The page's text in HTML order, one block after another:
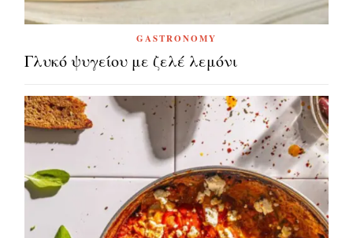
GASTRONOMY
Γλυκό ψυγείου με ζελέ λεμόνι